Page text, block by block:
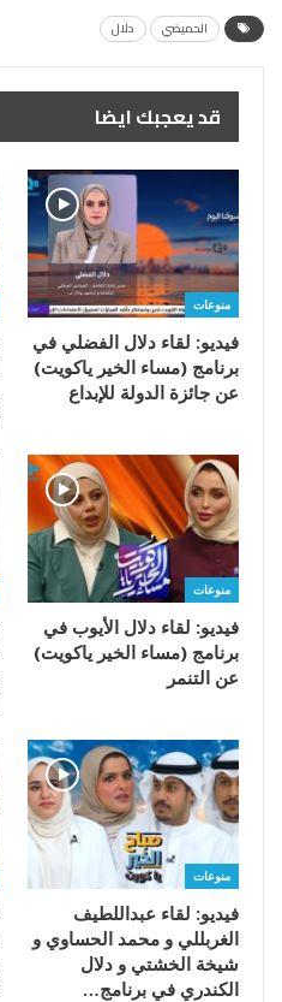
الحميضي دلال
قد يعجبك ايضا
منوعات
فيديو: لقاء دلال الفضلي في
برنامج (مساء الخير ياكويت)
عن جائزة الدولة للإبداع
منوعات
فيديو: لقاء دلال الأيوب في
برنامج (مساء الخير ياكويت)
عن التنمر
منوعات
فيديو: لقاء عبداللطيف
الغربللي و محمد الحساوي و
شيخة الخشتي و دلال
الكندري في برنامج…